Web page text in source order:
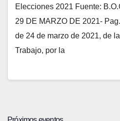
Elecciones 2021 Fuente:
29 DE MARZO DE 2021-
de 24 de marzo de 2021, de
Trabajo, por la